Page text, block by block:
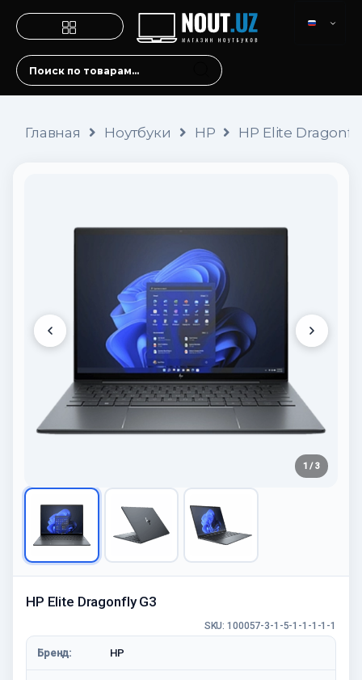
Главная Ноутбуки HP HP Elite
1 / 3
HP Elite Dragonfly G3
SKU: 100057-3-1-5-1-1-1-1-1
Бренд: HP